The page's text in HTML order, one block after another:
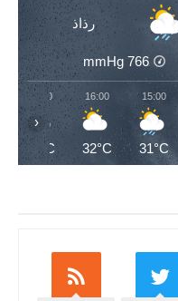
رذاذ
766
mmHg
15:00
31°C
16:00
32°C
17:00
32°C
‹